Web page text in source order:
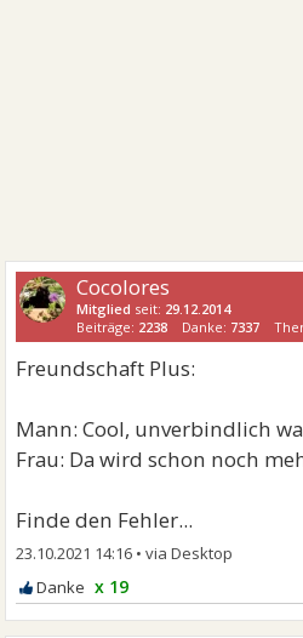
Cocolores
Mitglied seit: 29.12.2014
Beiträge: 2238 Danke: 7337
Freundschaft Plus:
Mann: Cool, unverbindlich
Frau: Da wird schon noch
Finde den Fehler...
23.10.2021 14:16 •
x 19